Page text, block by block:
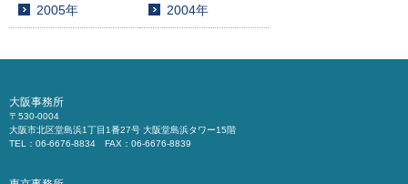
2005年 2004年
大阪事務所
〒530-0004
大阪市北区堂島浜1丁目1番27号 大阪堂島浜タワー15階
TEL：06-6676-8834 FAX：06-6676-8839